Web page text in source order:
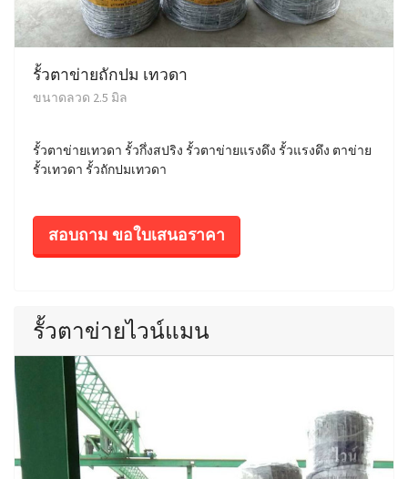
รั้วตาข่ายถักปม เทวดา
ขนาดลวด 2.5 มิล
รั้วตาข่ายเทวดา รั้วกึ่งสปริง รั้วตาข่ายแรงดึง รั้วแรงดึง ตาข่าย
รั้วเทวดา รั้วถักปมเทวดา
สอบถาม ขอใบเสนอราคา
รั้วตาข่ายไวน์แมน